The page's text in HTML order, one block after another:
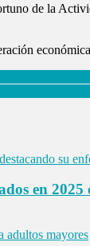
de la
en